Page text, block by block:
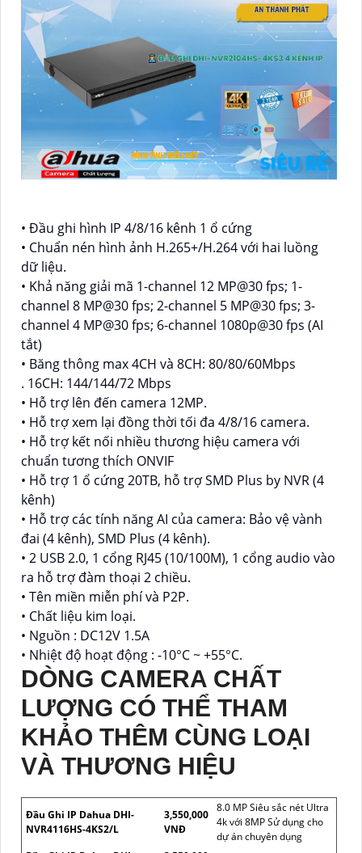
• Đầu ghi hình IP 4/8/16 kênh 1 ổ cứng
• Chuẩn nén hình ảnh H.265+/H.264 với hai luồng
dữ liệu.
• Khả năng giải mã 1-channel 12 MP@30 fps; 1-
channel 8 MP@30 fps; 2-channel 5 MP@30 fps; 3-
channel 4 MP@30 fps; 6-channel 1080p@30 fps (AI
tắt)
• Băng thông max 4CH và 8CH: 80/80/60Mbps
. 16CH: 144/144/72 Mbps
• Hỗ trợ lên đến camera 12MP.
• Hỗ trợ xem lại đồng thời tối đa 4/8/16 camera.
• Hỗ trợ kết nối nhiều thương hiệu camera với
chuẩn tương thích ONVIF
• Hỗ trợ 1 ổ cứng 20TB, hỗ trợ SMD Plus by NVR (4
kênh)
• Hỗ trợ các tính năng AI của camera: Bảo vệ vành
đai (4 kênh), SMD Plus (4 kênh).
• 2 USB 2.0, 1 cổng RJ45 (10/100M), 1 cổng audio vào
ra hỗ trợ đàm thoại 2 chiều.
• Tên miền miễn phí và P2P.
• Chất liệu kim loại.
• Nguồn : DC12V 1.5A
• Nhiệt độ hoạt động : -10°C ~ +55°C.
DÒNG CAMERA CHẤT
LƯỢNG CÓ THỂ THAM
KHẢO THÊM CÙNG LOẠI
VÀ THƯƠNG HIỆU
Đầu Ghi IP Dahua DHI-
NVR4116HS-4KS2/L
3,550,000
VNĐ
8.0 MP Siêu sắc nét Ultra
4k với 8MP Sử dụng cho
dự án chuyên dụng